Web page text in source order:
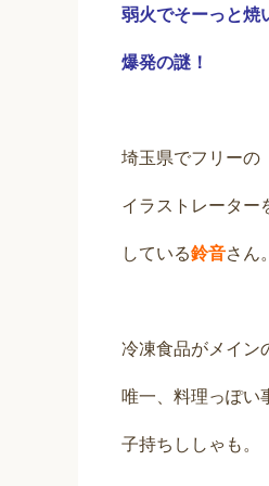
弱火でそーっと焼
爆発の謎！
埼玉県でフリーの
イラストレーター
している鈴音さん。
冷凍食品がメイン
唯一、料理っぽい
子持ちししゃも。